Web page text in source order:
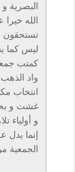
البصرية
الله خيرا
تستحقون
ليس كما
كمتب
واد الذهب
انتخاب
و أولياء
إنما يدل
الجمعية